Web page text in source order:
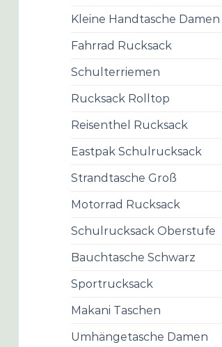
Kleine Handtasche Damen
Fahrrad Rucksack
Schulterriemen
Rucksack Rolltop
Reisenthel Rucksack
Eastpak Schulrucksack
Strandtasche Groß
Motorrad Rucksack
Schulrucksack Oberstufe
Bauchtasche Schwarz
Sportrucksack
Makani Taschen
Umhängetasche Damen